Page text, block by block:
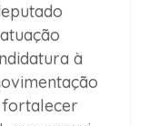
à
fortalecer